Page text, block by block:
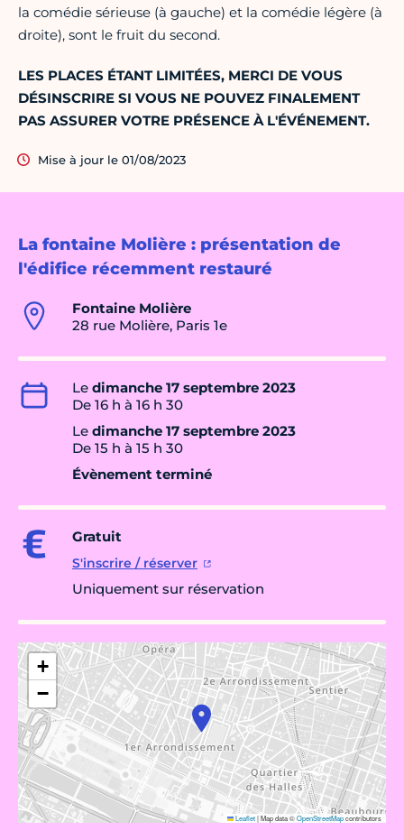
La fontaine Molière : présentation de
l'édifice récemment restauré
Fontaine Molière
28 rue Molière, Paris 1e
Le dimanche 17 septembre 2023
De 16 h à 16 h 30
Le dimanche 17 septembre 2023
De 15 h à 15 h 30
Évènement terminé
Gratuit
S'inscrire / réserver
Uniquement sur réservation
+
−
Leaflet|Map data ©OpenStreetMapcontributors
la comédie sérieuse (à gauche) et la comédie légère (à
droite), sont le fruit du second.
LES PLACES ÉTANT LIMITÉES, MERCI DE VOUS
DÉSINSCRIRE SI VOUS NE POUVEZ FINALEMENT
PAS ASSURER VOTRE PRÉSENCE À L'ÉVÉNEMENT.
Mise à jour le 01/08/2023